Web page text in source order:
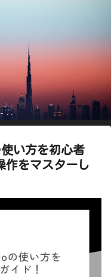
い方を初心者
作をマスターし